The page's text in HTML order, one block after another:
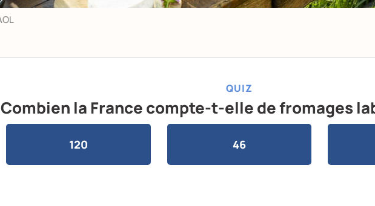
QUIZ
Combien la France compte-t-elle de fromages
120 46